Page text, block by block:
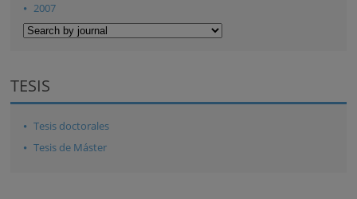
2007
TESIS
Tesis doctorales
Tesis de Máster